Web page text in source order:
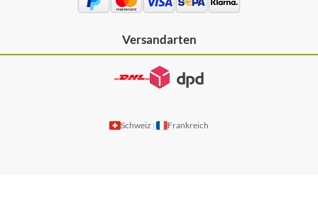
Versandarten
Schweiz | Frankreich